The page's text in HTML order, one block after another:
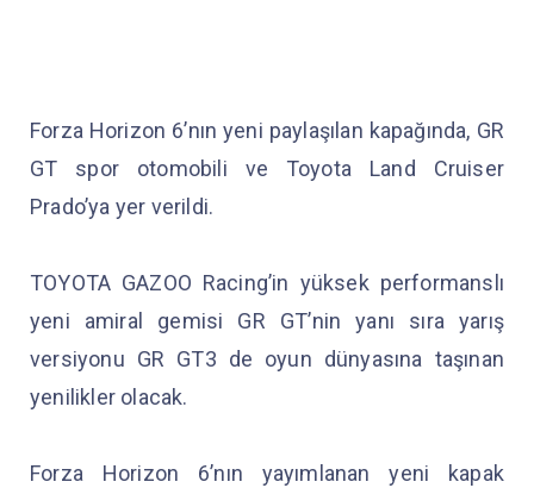
Forza Horizon 6’nın yeni paylaşılan kapağında, GR
GT spor otomobili ve Toyota Land Cruiser
Prado’ya yer verildi.
TOYOTA GAZOO Racing’in yüksek performanslı
yeni amiral gemisi GR GT’nin yanı sıra yarış
versiyonu GR GT3 de oyun dünyasına taşınan
yenilikler olacak.
Forza Horizon 6’nın yayımlanan yeni kapak